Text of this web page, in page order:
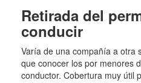
Retirada del
conducir
Varía de una compañía a otra
que conocer los por menores
conductor. Cobertura muy útil